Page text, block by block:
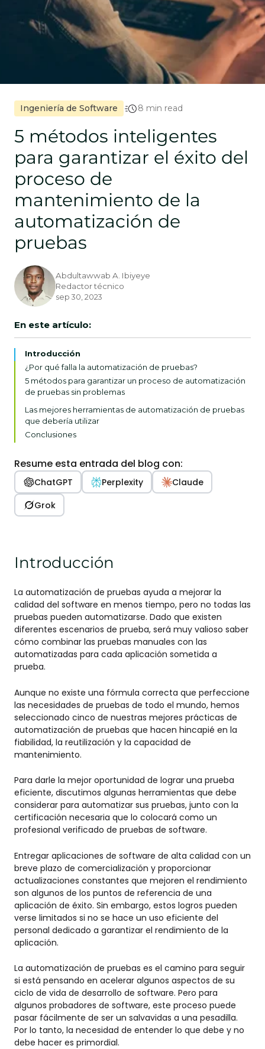
Ingeniería de Software 8 min read
5 métodos inteligentes
para garantizar el éxito del
proceso de
mantenimiento de la
automatización de
pruebas
Abdultawwab A. Ibiyeye
Redactor técnico
sep 30, 2023
En este artículo:
Introducción
¿Por qué falla la automatización de pruebas?
5 métodos para garantizar un proceso de automatización
de pruebas sin problemas
Identificación y planificación de los casos de prueba
propuestos
Garantía de un entorno de pruebas sin errores
Atención debida a los informes de las pruebas
Obtención de lo mejor de las herramientas de prueba y
certificaciones reconocidas
Las mejores herramientas de automatización de pruebas
que debería utilizar
Conclusiones
Resume esta entrada del blog con:
ChatGPT Perplexity
Claude
Grok
Introducción
La automatización de pruebas ayuda a mejorar la
calidad del software en menos tiempo, pero no todas las
pruebas pueden automatizarse. Dado que existen
diferentes escenarios de prueba, será muy valioso saber
cómo combinar las pruebas manuales con las
automatizadas para cada aplicación sometida a
prueba.
Aunque no existe una fórmula correcta que perfeccione
las necesidades de pruebas de todo el mundo, hemos
seleccionado cinco de nuestras mejores prácticas de
automatización de pruebas que hacen hincapié en la
fiabilidad, la reutilización y la capacidad de
mantenimiento.
Para darle la mejor oportunidad de lograr una prueba
eficiente, discutimos algunas herramientas que debe
considerar para automatizar sus pruebas, junto con la
certificación necesaria que lo colocará como un
profesional verificado de pruebas de software.
Entregar aplicaciones de software de alta calidad con un
breve plazo de comercialización y proporcionar
actualizaciones constantes que mejoren el rendimiento
son algunos de los puntos de referencia de una
aplicación de éxito. Sin embargo, estos logros pueden
verse limitados si no se hace un uso eficiente del
personal dedicado a garantizar el rendimiento de la
aplicación.
La automatización de pruebas es el camino para seguir
si está pensando en acelerar algunos aspectos de su
ciclo de vida de desarrollo de software. Pero para
algunos probadores de software, este proceso puede
pasar fácilmente de ser un salvavidas a una pesadilla.
Por lo tanto, la necesidad de entender lo que debe y no
debe hacer es primordial.